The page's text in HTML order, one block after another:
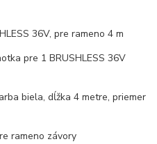
36V, pre rameno 4 m
pre 1 BRUSHLESS 36V
biela, dĺžka 4 metre, priemer
rameno závory